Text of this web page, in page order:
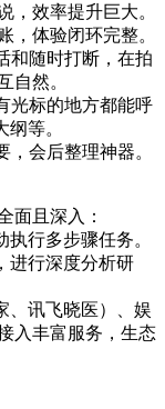
，效率提升巨大。
，体验闭环完整。
和随时打断，在拍
自然。
光标的地方都能呼
等。
会后整理神器。
面且深入：
行多步骤任务。
进行深度分析研
、讯飞晓医）、娱
入丰富服务，生态